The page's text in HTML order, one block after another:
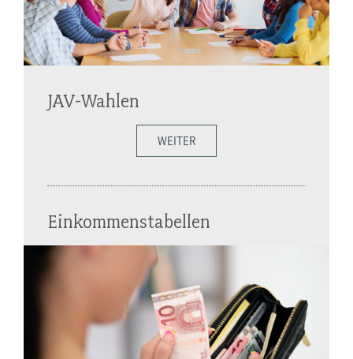
JAV-Wahlen
WEITER
Einkommenstabellen